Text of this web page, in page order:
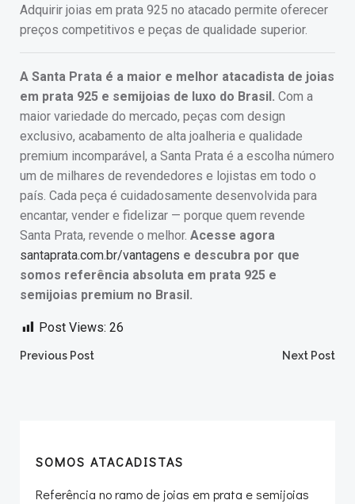
Adquirir joias em prata 925 no atacado permite oferecer
preços competitivos e peças de qualidade superior.
A Santa Prata é a maior e melhor atacadista de joias
em prata 925 e semijoias de luxo do Brasil. Com a
maior variedade do mercado, peças com design
exclusivo, acabamento de alta joalheria e qualidade
premium incomparável, a Santa Prata é a escolha número
um de milhares de revendedores e lojistas em todo o
país. Cada peça é cuidadosamente desenvolvida para
encantar, vender e fidelizar — porque quem revende
Santa Prata, revende o melhor. Acesse agora
santaprata.com.br/vantagens e descubra por que
somos referência absoluta em prata 925 e
semijoias premium no Brasil.
Post Views: 26
Post
Previous Post Next Post
SOMOS ATACADISTAS
Referência no ramo de joias em prata e semijoias